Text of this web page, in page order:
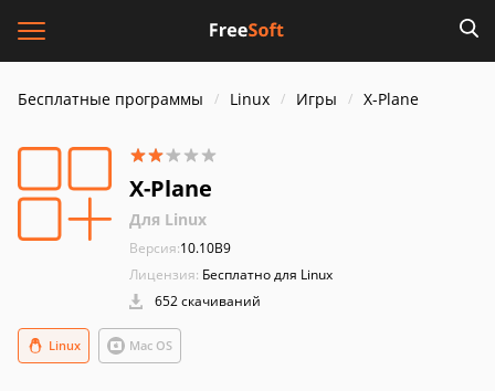
Бесплатные программы Linux Игры X-Plane
X-Plane
Для Linux
Версия:10.10B9
Лицензия: Бесплатно для Linux
652 скачиваний
Mac OS
Linux